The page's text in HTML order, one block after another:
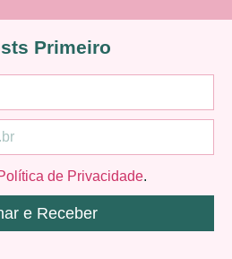
Primeiro
de Privacidade.
e Receber